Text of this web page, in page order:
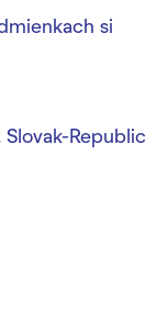
si
Republic